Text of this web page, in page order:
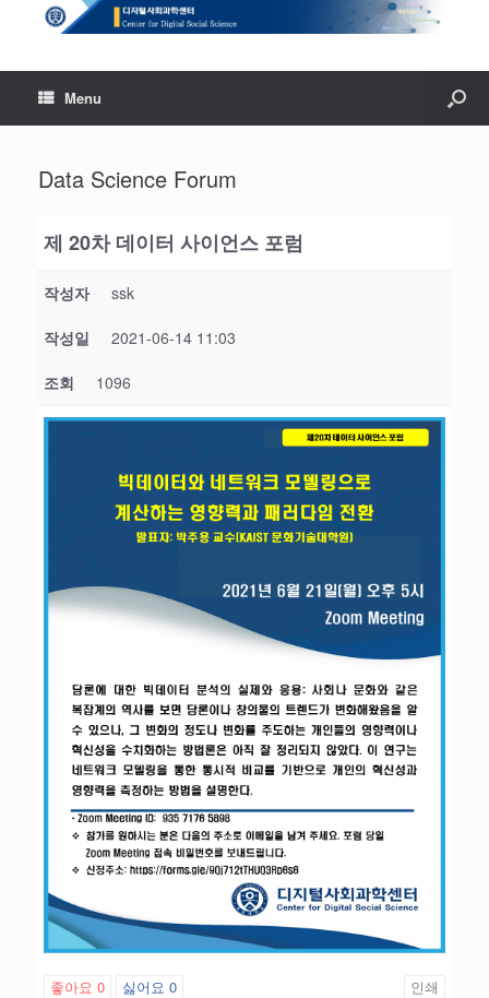
Menu
Data Science Forum
제 20차 데이터 사이언스 포럼
작성자 ssk
작성일 2021-06-14 11:03
조회 1096
좋아요 0 싫어요 0 인쇄